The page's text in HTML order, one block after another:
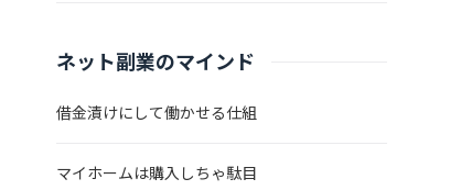
ネット副業のマインド
借金漬けにして働かせる仕組
マイホームは購入しちゃ駄目